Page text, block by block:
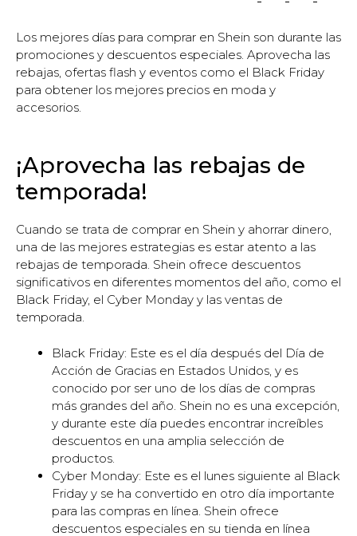
Los mejores días para comprar en Shein son durante las
promociones y descuentos especiales. Aprovecha las
rebajas, ofertas flash y eventos como el Black Friday
para obtener los mejores precios en moda y
accesorios.
¡Aprovecha las rebajas de
temporada!
Cuando se trata de comprar en Shein y ahorrar dinero,
una de las mejores estrategias es estar atento a las
rebajas de temporada. Shein ofrece descuentos
significativos en diferentes momentos del año, como el
Black Friday, el Cyber Monday y las ventas de
temporada.
Black Friday: Este es el día después del Día de
Acción de Gracias en Estados Unidos, y es
conocido por ser uno de los días de compras
más grandes del año. Shein no es una excepción,
y durante este día puedes encontrar increíbles
descuentos en una amplia selección de
productos.
Cyber Monday: Este es el lunes siguiente al Black
Friday y se ha convertido en otro día importante
para las compras en línea. Shein ofrece
descuentos especiales en su tienda en línea